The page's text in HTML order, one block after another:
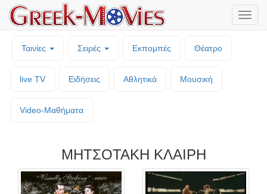
Ταινίες Σειρές Εκπομπές Θέατρο
live TV Ειδήσεις Αθλητικά Μουσική
Video-Mαθήματα
ΜΗΤΣΟΤΑΚΗ ΚΛΑΙΡΗ